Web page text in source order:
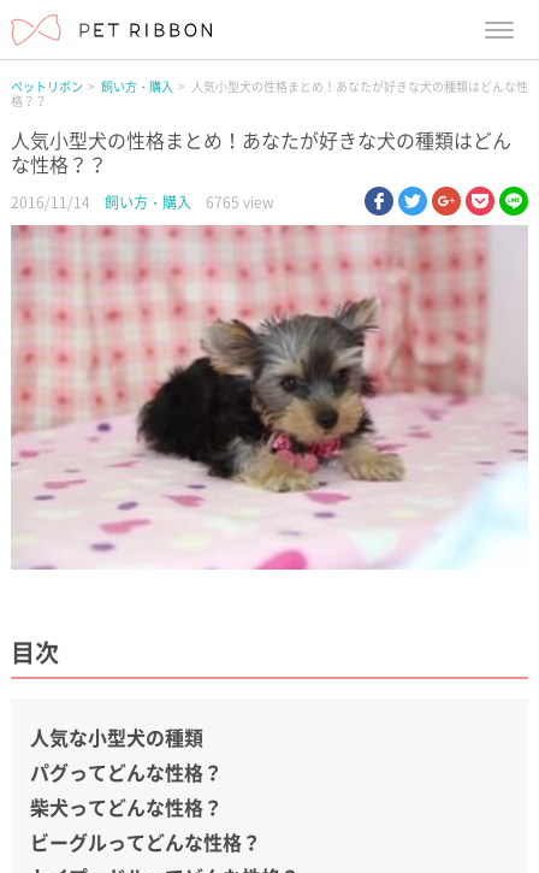
ペットリボン 飼い方・購入
人気小型犬の性格まとめ！あなたが好きな犬の種類はどんな性
格？？
人気小型犬の性格まとめ！あなたが好きな犬の種類はどん
な性格？？
2016/11/14 飼い方・購入 6765 view facebook
twittergoogle
目次
人気な小型犬の種類
パグってどんな性格？
柴犬ってどんな性格？
ビーグルってどんな性格？